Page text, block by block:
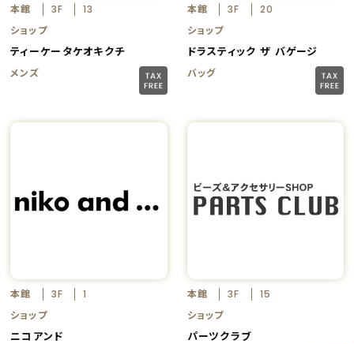
本館 3F
13
ショップ
ティーケータケオキクチ
メンズ
本館 3F
20
ショップ
ドラスティック ザ バゲージ
バッグ
本館 3F
1
ショップ
ニコアンド
本館 3F
15
ショップ
パーツクラブ